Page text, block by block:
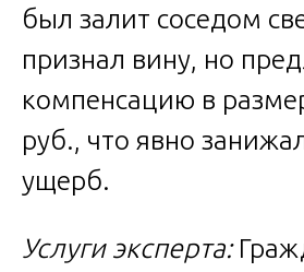
был залит соседом
признал вину, но
компенсацию в
руб., что явно
ущерб.
Услуги эксперта: